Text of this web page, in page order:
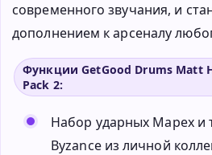
современного звучания, и
дополнением к арсеналу
Функции GetGood Drums Matt
Pack 2:
Набор ударных Mapex и
Byzance из личной